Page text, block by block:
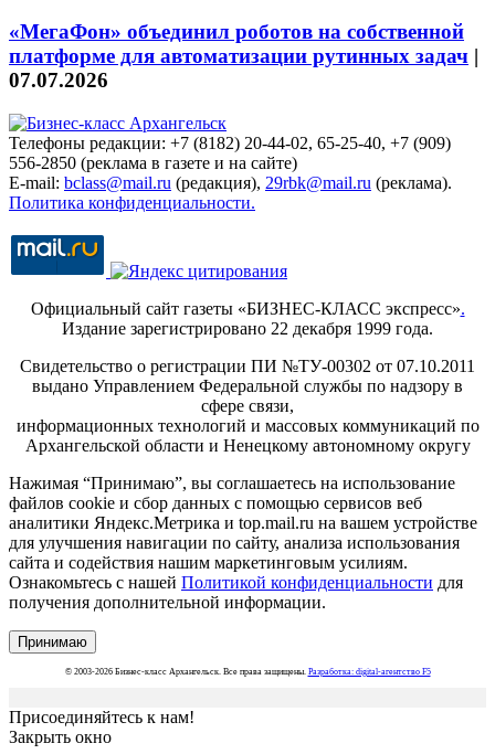
«МегаФон» объединил роботов на собственной
платформе для автоматизации рутинных задач |
07.07.2026
Телефоны редакции: +7 (8182) 20-44-02, 65-25-40, +7 (909)
556-2850 (реклама в газете и на сайте)
E-mail: bclass@mail.ru (редакция), 29rbk@mail.ru (реклама).
Политика конфиденциальности.
Официальный сайт газеты «БИЗНЕС-КЛАСС экспресс».
Издание зарегистрировано 22 декабря 1999 года.
Свидетельство о регистрации ПИ №ТУ-00302 от 07.10.2011
выдано Управлением Федеральной службы по надзору в
сфере связи,
информационных технологий и массовых коммуникаций по
Архангельской области и Ненецкому автономному округу
Нажимая “Принимаю”, вы соглашаетесь на использование
файлов cookie и сбор данных с помощью сервисов веб
аналитики Яндекс.Метрика и top.mail.ru на вашем устройстве
для улучшения навигации по сайту, анализа использования
сайта и содействия нашим маркетинговым усилиям.
Ознакомьтесь с нашей Политикой конфиденциальности для
получения дополнительной информации.
Принимаю
© 2003-2026 Бизнес-класс Архангельск. Все права защищены. Разработка: digital-агентство F5
Присоединяйтесь к нам!
Закрыть окно